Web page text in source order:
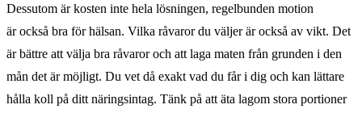
Dessutom är kosten inte hela lösningen, regelbunden motion
är också bra för hälsan. Vilka råvaror du väljer är också av vikt. Det
är bättre att välja bra råvaror och att laga maten från grunden i den
mån det är möjligt. Du vet då exakt vad du får i dig och kan lättare
hålla koll på ditt näringsintag. Tänk på att äta lagom stora portioner